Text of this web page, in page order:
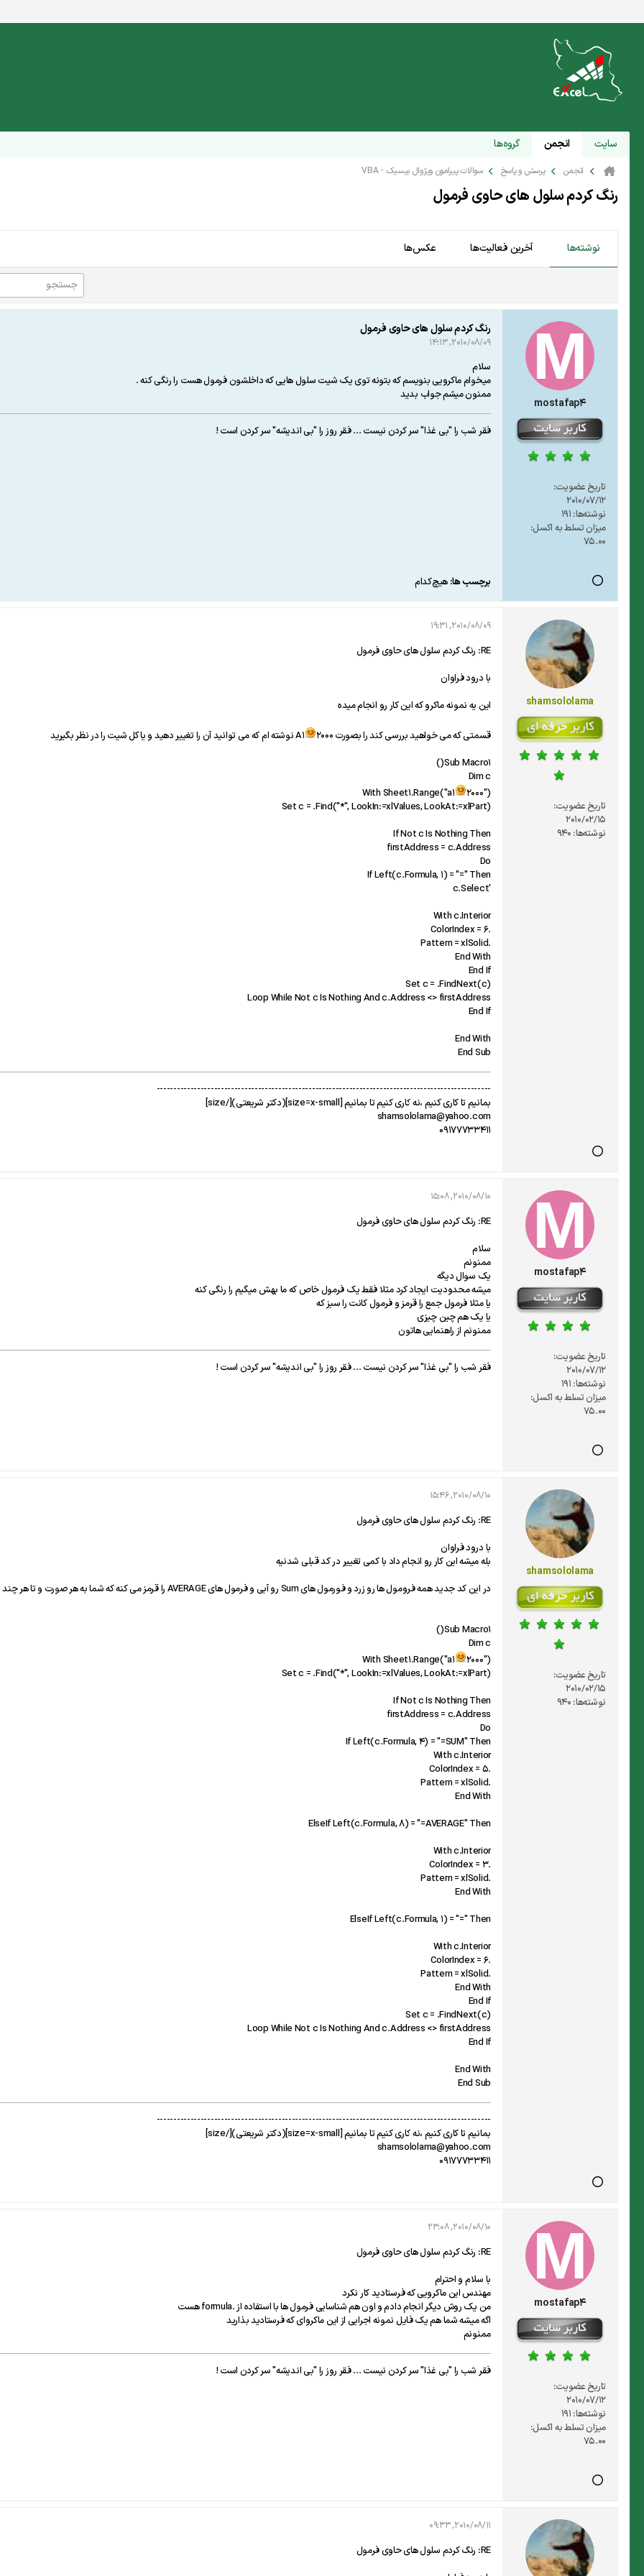
سایت انجمن گروه‌ها
انجمن پرسش و پاسخ سوالات پیرامون ویژوال بیسیک - VBA
رنگ کردم سلول های حاوی فرمول
نوشته‌ها آخرین فعالیت‌ها عکس‌ها
mostafap4
تاریخ عضویت:
2010/07/12
نوشته‌ها: 191
میزان تسلط به اکسل:
75.00
رنگ کردم سلول های حاوی فرمول
2010/08/09, 14:13
سلام
میخوام ماکرویی بنویسم که بتونه توی یک شیت سلول هایی که داخلشون فرمول هست را رنگی کنه .
ممنون میشم جواب بدید
فقر شب را "بی غذا" سر کردن نیست ... فقر روز را "بی اندیشه" سر کردن است !
برچسب ها: هیچ‌کدام
shamsololama
تاریخ عضویت:
2010/02/15
نوشته‌ها: 940
2010/08/09, 19:31
RE: رنگ کردم سلول های حاوی فرمول
با درود فراوان
این یه نمونه ماکرو که این کار رو انجام میده
قسمتی که می خواهید بررسی کند را بصورت A1 2000 نوشته ام که می توانید آن را تغییر دهید و یا کل شیت را در نظر بگیرید
Sub Macro1()
Dim c
With Sheet1.Range("a1
2000")
Set c = .Find("*", LookIn:=xlValues, LookAt:=xlPart)
If Not c Is Nothing Then
firstAddress = c.Address
Do
If Left(c.Formula, 1) = "=" Then
'c.Select
With c.Interior
.ColorIndex = 6
.Pattern = xlSolid
End With
End If
Set c = .FindNext(c)
Loop While Not c Is Nothing And c.Address <> firstAddress
End If
End With
End Sub
---------------------------------------------------------------------------------------------------
بمانیم تا کاری کنیم ،نه کاری کنیم تا بمانیم [size=x-small](دکتر شریعتی)[/size]
shamsololama@yahoo.com
09177733411
mostafap4
تاریخ عضویت:
2010/07/12
نوشته‌ها: 191
میزان تسلط به اکسل:
75.00
2010/08/10, 15:08
RE: رنگ کردم سلول های حاوی فرمول
سلام
ممنونم
یک سوال دیگه
میشه محدودیت ایجاد کرد مثلا فقط یک فرمول خاص که ما بهش میگیم را رنگی کنه
یا مثلا فرمول جمع را قرمز و فرمول کانت را سبز که
یا یک هم چین چیزی
ممنونم از راهنمایی هاتون
فقر شب را "بی غذا" سر کردن نیست ... فقر روز را "بی اندیشه" سر کردن است !
shamsololama
تاریخ عضویت:
2010/02/15
نوشته‌ها: 940
2010/08/10, 15:46
RE: رنگ کردم سلول های حاوی فرمول
با درود فراوان
بله میشه این کار رو انجام داد با کمی تغییر در کد قبلی شدنیه
در این کد جدید همه فرومول ها رو زرد و فورمول های Sum رو آبی و فرمول های AVERAGE را قرمز می کنه که شما به هر صورت و تا هر چند تا فرمول های متفاوت رو می تونی به رنگ های متفاوت مشخص کنی
Sub Macro1()
Dim c
With Sheet1.Range("a1
2000")
Set c = .Find("*", LookIn:=xlValues, LookAt:=xlPart)
If Not c Is Nothing Then
firstAddress = c.Address
Do
If Left(c.Formula, 4) = "=SUM" Then
With c.Interior
.ColorIndex = 5
.Pattern = xlSolid
End With
ElseIf Left(c.Formula, 8) = "=AVERAGE" Then
With c.Interior
.ColorIndex = 3
.Pattern = xlSolid
End With
ElseIf Left(c.Formula, 1) = "=" Then
With c.Interior
.ColorIndex = 6
.Pattern = xlSolid
End With
End If
Set c = .FindNext(c)
Loop While Not c Is Nothing And c.Address <> firstAddress
End If
End With
End Sub
---------------------------------------------------------------------------------------------------
بمانیم تا کاری کنیم ،نه کاری کنیم تا بمانیم [size=x-small](دکتر شریعتی)[/size]
shamsololama@yahoo.com
09177733411
mostafap4
تاریخ عضویت:
2010/07/12
نوشته‌ها: 191
میزان تسلط به اکسل:
75.00
2010/08/10, 23:08
RE: رنگ کردم سلول های حاوی فرمول
با سلام و احترام
مهندس این ماکرویی که فرستادید کار نکرد
من یک روش دیگر انجام دادم و اون هم شناسایی فرمول ها با استفاده از .formula هست
اگه میشه شما هم یک فایل نمونه اجرایی از این ماکروای که فرستادید بذارید
ممنونم
فقر شب را "بی غذا" سر کردن نیست ... فقر روز را "بی اندیشه" سر کردن است !
2010/08/11, 09:33
RE: رنگ کردم سلول های حاوی فرمول